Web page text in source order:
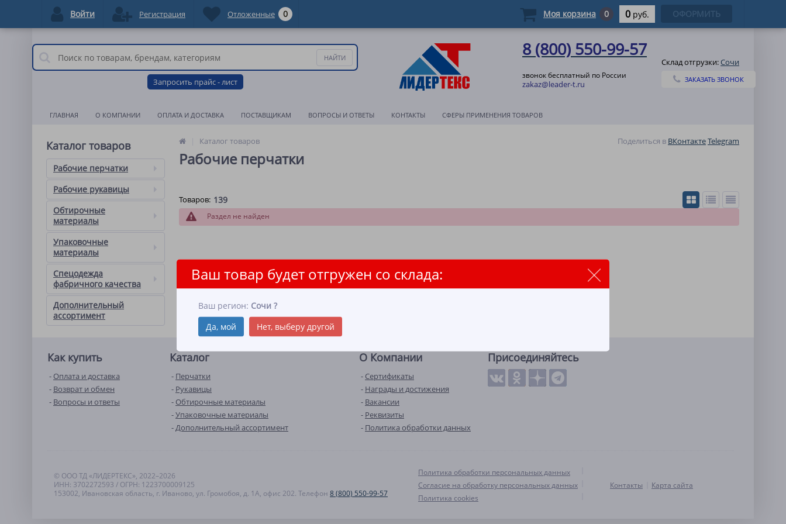
Запросить прайс - лист
8 (800) 550-99-57
звонок бесплатный по России
zakaz@leader-t.ru
Склад отгрузки:Сочи
Ваш товар будет отгружен со склада:
Ваш регион: Сочи ?
Да, мой
Нет, выберу другой
ЗАКАЗАТЬ ЗВОНОК
ГЛАВНАЯ О КОМПАНИИ ОПЛАТА И ДОСТАВКА ПОСТАВЩИКАМ ВОПРОСЫ И ОТВЕТЫ КОНТАКТЫ СФЕРЫ ПРИМЕНЕНИЯ ТОВАРОВ
Каталог товаров
Рабочие перчатки
Рабочие рукавицы
Обтирочные
материалы
Упаковочные
материалы
Спецодежда
фабричного качества
Дополнительный
ассортимент
Каталог товаров Поделиться в ВКонтактеTelegram
Рабочие перчатки
Товаров: 139
Раздел не найден
Как купить
Оплата и доставка
Возврат и обмен
Вопросы и ответы
Каталог
Перчатки
Рукавицы
Обтирочные материалы
Упаковочные материалы
Дополнительный ассортимент
О Компании
Сертификаты
Награды и достижения
Вакансии
Реквизиты
Политика обработки данных
Присоединяйтесь
© ООО ТД «ЛИДЕРТЕКС», 2022–2026
ИНН: 3702272593 / ОГРН: 1223700009125
153002, Ивановская область, г. Иваново, ул. Громобоя, д. 1А, офис 202. Телефон 8 (800) 550-99-57
Политика обработки персональных данных
Согласие на обработку персональных данных
Политика cookies
Контакты Карта сайта
Войти Регистрация Отложенные 0 Моя корзина 0 0 руб. ОФОРМИТЬ